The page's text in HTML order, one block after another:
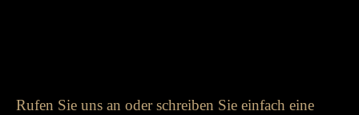
Rufen Sie uns an oder schreiben Sie einfach eine